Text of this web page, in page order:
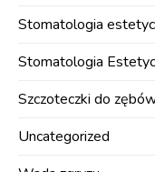
Stomatologia
Stomatologia
Szczoteczki do
Uncategorized